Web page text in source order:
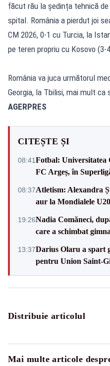
făcut rău la ședința tehnică
spital. România a pierdut joi
CM 2026, 0-1 cu Turcia, la
pe teren propriu cu Kosovo
România va juca următorul
Georgia, la Tbilisi, mai mult ca
AGERPRES
CITEȘTE ȘI
08:41Fotbal: Universitatea
FC Argeș, în
08:37Atletism: Alexandra
aur la Mondialele
19:26Nadia Comăneci,
care a schimbat
13:37Darius Olaru a spart
pentru Union Saint-
Distribuie articolul
Mai multe articole